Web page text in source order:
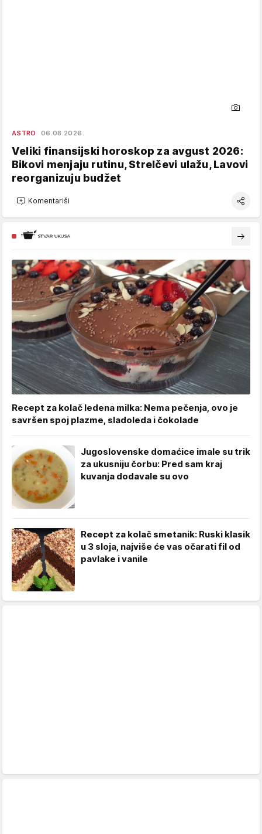
ASTRO 06.08.2026.
Veliki finansijski horoskop za avgust 2026:
Bikovi menjaju rutinu, Strelčevi ulažu, Lavovi
reorganizuju budžet
Komentariši
Recept za kolač ledena milka: Nema pečenja, ovo je
savršen spoj plazme, sladoleda i čokolade
Jugoslovenske domaćice imale su trik
za ukusniju čorbu: Pred sam kraj
kuvanja dodavale su ovo
Recept za kolač smetanik: Ruski klasik
u 3 sloja, najviše će vas očarati fil od
pavlake i vanile